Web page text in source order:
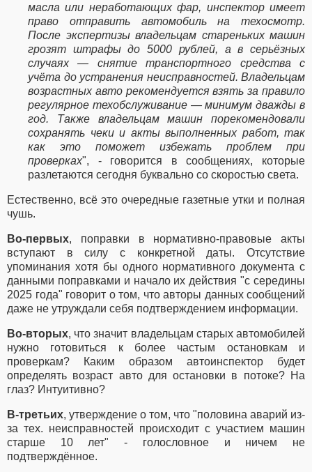
масла или неработающих фар, инспектор имеет
право отправить автомобиль на техосмотр.
После экспертизы владельцам стареньких машин
грозят штрафы до 5000 рублей, а в серьёзных
случаях — снятие транспортного средства с
учёта до устранения неисправностей. Владельцам
возрастных авто рекомендуется взять за правило
регулярное техобслуживание — минимум дважды в
год. Также владельцам машин порекомендовали
сохранять чеки и акты выполненных работ, так
как это поможет избежать проблем при
проверках", - говорится в сообщениях, которые
разлетаются сегодня буквально со скоростью света.
Естественно, всё это очередные газетные утки и полная
чушь.
Во-первых, поправки в нормативно-правовые акты
вступают в силу с конкретной даты. Отсутствие
упоминания хотя бы одного нормативного документа с
данными поправками и начало их действия "с середины
2025 года" говорит о том, что авторы данных сообщений
даже не утруждали себя подтверждением информации.
Во-вторых, что значит владельцам старых автомобилей
нужно готовиться к более частым остановкам и
проверкам? Каким образом автоинспектор будет
определять возраст авто для остановки в потоке? На
глаз? Интуитивно?
В-третьих, утверждение о том, что "половина аварий из-
за тех. неисправностей происходит с участием машин
старше 10 лет" - голословное и ничем не
подтверждённое.